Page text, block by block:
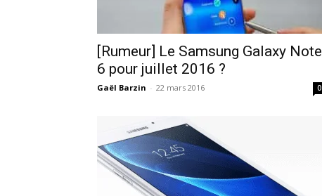
[Rumeur] Le Samsung Galaxy Note
6 pour juillet 2016 ?
Gaël Barzin - 22 mars 2016 0